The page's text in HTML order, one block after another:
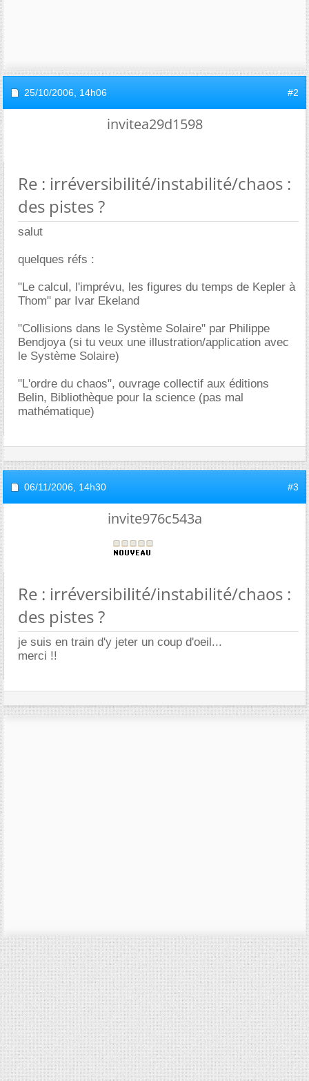
25/10/2006, 14h06 #2
invitea29d1598
Re : irréversibilité/instabilité/chaos :
des pistes ?
salut
quelques réfs :
"Le calcul, l'imprévu, les figures du temps de Kepler à
Thom" par Ivar Ekeland
"Collisions dans le Système Solaire" par Philippe
Bendjoya (si tu veux une illustration/application avec
le Système Solaire)
"L'ordre du chaos", ouvrage collectif aux éditions
Belin, Bibliothèque pour la science (pas mal
mathématique)
06/11/2006, 14h30 #3
invite976c543a
Re : irréversibilité/instabilité/chaos :
des pistes ?
je suis en train d'y jeter un coup d'oeil...
merci !!